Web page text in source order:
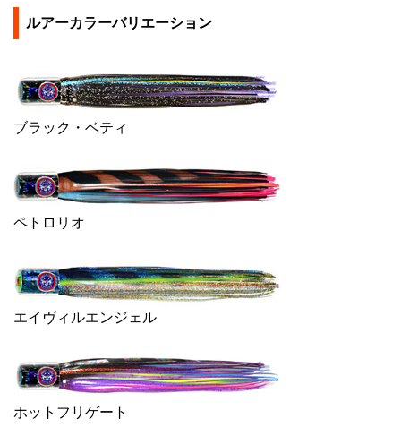
ルアーカラーバリエーション
ブラック・ベティ
ペトロリオ
エイヴィルエンジェル
ホットフリゲート